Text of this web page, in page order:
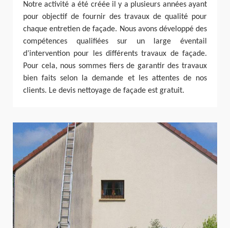
Notre activité a été créée il y a plusieurs années ayant
pour objectif de fournir des travaux de qualité pour
chaque entretien de façade. Nous avons développé des
compétences qualifiées sur un large éventail
d’intervention pour les différents travaux de façade.
Pour cela, nous sommes fiers de garantir des travaux
bien faits selon la demande et les attentes de nos
clients. Le devis nettoyage de façade est gratuit.